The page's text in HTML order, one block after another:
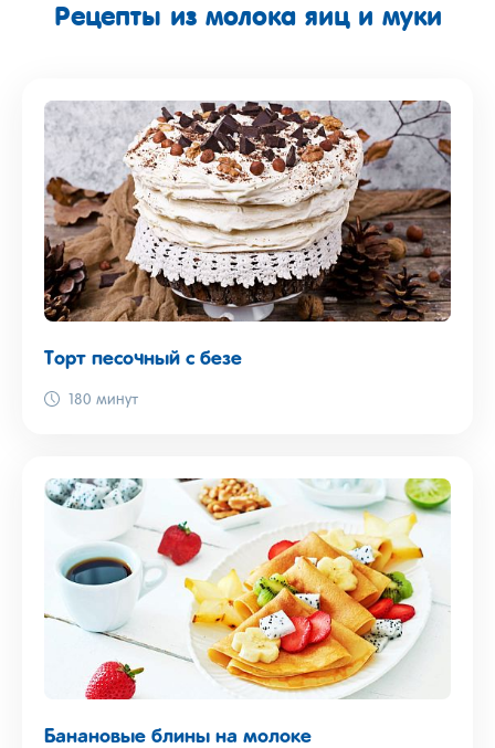
Рецепты из молока яиц и муки
Торт песочный с безе
180 минут
Банановые блины на молоке